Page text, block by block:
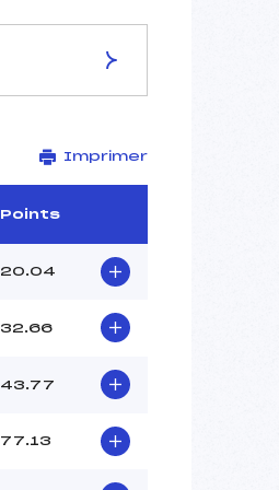
Site de Replis
10 km
Imprimer
Points
20.04
32.66
43.77
77.13